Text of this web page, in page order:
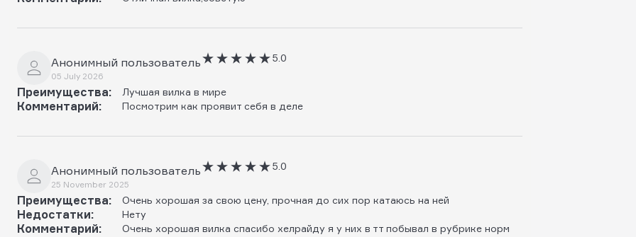
Анонимный пользователь
05 July 2026
5.0
Преимущества: Лучшая вилка в мире
Комментарий: Посмотрим как проявит себя в деле
Анонимный пользователь
25 November 2025
5.0
Преимущества: Очень хорошая за свою цену, прочная до сих пор катаюсь на ней
Недостатки: Нету
Комментарий:
Очень хорошая вилка спасибо хелрайду я у них в тт побывал в рубрике норм